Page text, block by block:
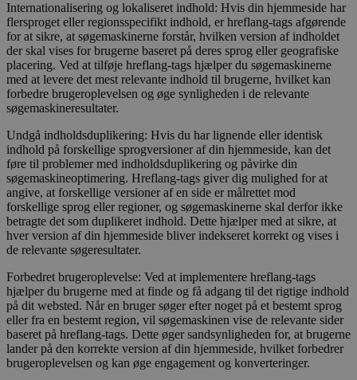
Internationalisering og lokaliseret indhold: Hvis din hjemmeside har
flersproget eller regionsspecifikt indhold, er hreflang-tags afgørende
for at sikre, at søgemaskinerne forstår, hvilken version af indholdet
der skal vises for brugerne baseret på deres sprog eller geografiske
placering. Ved at tilføje hreflang-tags hjælper du søgemaskinerne
med at levere det mest relevante indhold til brugerne, hvilket kan
forbedre brugeroplevelsen og øge synligheden i de relevante
søgemaskineresultater.
Undgå indholdsduplikering: Hvis du har lignende eller identisk
indhold på forskellige sprogversioner af din hjemmeside, kan det
føre til problemer med indholdsduplikering og påvirke din
søgemaskineoptimering. Hreflang-tags giver dig mulighed for at
angive, at forskellige versioner af en side er målrettet mod
forskellige sprog eller regioner, og søgemaskinerne skal derfor ikke
betragte det som duplikeret indhold. Dette hjælper med at sikre, at
hver version af din hjemmeside bliver indekseret korrekt og vises i
de relevante søgeresultater.
Forbedret brugeroplevelse: Ved at implementere hreflang-tags
hjælper du brugerne med at finde og få adgang til det rigtige indhold
på dit websted. Når en bruger søger efter noget på et bestemt sprog
eller fra en bestemt region, vil søgemaskinen vise de relevante sider
baseret på hreflang-tags. Dette øger sandsynligheden for, at brugerne
lander på den korrekte version af din hjemmeside, hvilket forbedrer
brugeroplevelsen og kan øge engagement og konverteringer.